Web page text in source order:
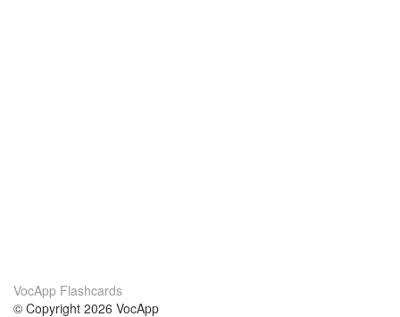
VocApp Flashcards
© Copyright 2026 VocApp